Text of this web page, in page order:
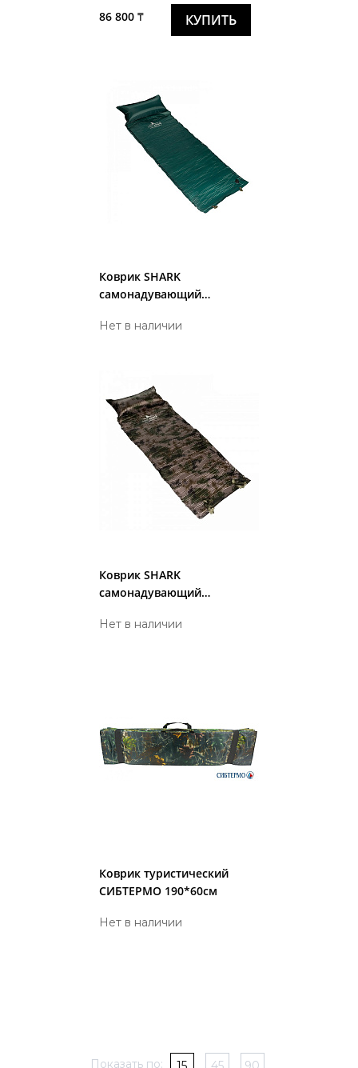
86 800 ₸ КУПИТЬ
Коврик SHARK
самонадувающий
Нет в наличии
Коврик SHARK
самонадувающий
Нет в наличии
Коврик туристический
СИБТЕРМО 190*60см
Нет в наличии
Показать по: